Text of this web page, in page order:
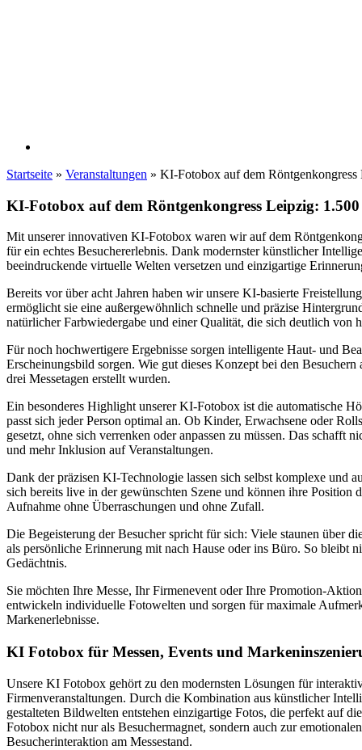
Startseite » Veranstaltungen » KI-Fotobox auf dem Röntgenkongress
KI-Fotobox auf dem Röntgenkongress Leipzig: 1.500
Mit unserer innovativen KI-Fotobox waren wir auf dem
für ein echtes Besuchererlebnis. Dank modernster künstlicher
beeindruckende virtuelle Welten versetzen und einzigartige
Bereits vor über acht Jahren haben wir unsere KI-basierte
ermöglicht sie eine außergewöhnlich schnelle und präzise
natürlicher Farbwiedergabe und einer Qualität, die sich deutlich von
Für noch hochwertigere Ergebnisse sorgen intelligente Haut- und
Erscheinungsbild sorgen. Wie gut dieses Konzept bei den
drei Messetagen erstellt wurden.
Ein besonderes Highlight unserer KI-Fotobox ist die automatische
passt sich jeder Person optimal an. Ob Kinder, Erwachsene oder
gesetzt, ohne sich verrenken oder anpassen zu müssen. Das schafft
und mehr Inklusion auf Veranstaltungen.
Dank der präzisen KI-Technologie lassen sich selbst komplexe und
sich bereits live in der gewünschten Szene und können ihre Position
Aufnahme ohne Überraschungen und ohne Zufall.
Die Begeisterung der Besucher spricht für sich: Viele staunen über
als persönliche Erinnerung mit nach Hause oder ins Büro. So bleibt
Gedächtnis.
Sie möchten Ihre Messe, Ihr Firmenevent oder Ihre Promotion-
entwickeln individuelle Fotowelten und sorgen für maximale
Markenerlebnisse.
KI Fotobox für Messen, Events und
Unsere KI Fotobox gehört zu den modernsten Lösungen für
Firmenveranstaltungen. Durch die Kombination aus künstlicher
gestalteten Bildwelten entstehen einzigartige Fotos, die perfekt auf
Fotobox nicht nur als Besuchermagnet, sondern auch zur
Besucherinteraktion am Messestand.